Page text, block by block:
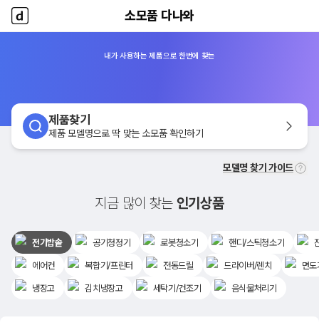
소모품 다나와
홈
소모품 다나와
내가 사용하는 제품으로 한번에 찾는
제품찾기
제품 모델명으로 딱 맞는 소모품 확인하기
모델명 찾기 가이드
지금 많이 찾는 인기상품
전기밥솥 공기청정기 로봇청소기 핸디/스틱청소기
에어컨 복합기/프린터 전동드릴 드라이버/렌치 면도
냉장고 김치냉장고 세탁기/건조기 음식물처리기